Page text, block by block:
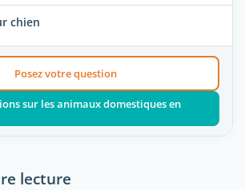
chien
Posez votre question
sur les animaux domestiques en
lecture